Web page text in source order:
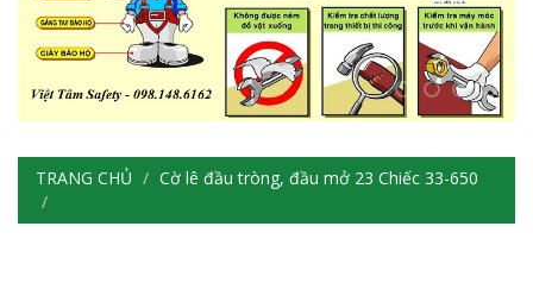
TRANG CHỦ Cờ lê đầu tròng, đầu mở 23 Chiếc 33-650